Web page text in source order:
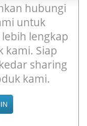
hubungi
untuk
lengkap
kami. Siap
sharing
kami.